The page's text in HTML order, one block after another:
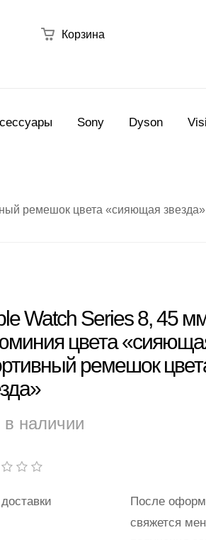
Корзина
Sony Dyson
ремешок цвета «сияющая звезда»
Watch Series 8, 45
цвета
ремешок
в наличии
После
свяжется